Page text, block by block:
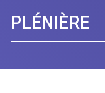
PLÉNIÈRE